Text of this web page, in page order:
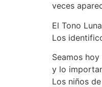
veces
El Tono
Los
Seamos
y lo
Los niños